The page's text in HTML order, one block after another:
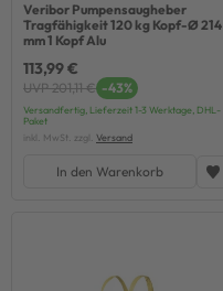
Veribor Pumpensaugheber
Tragfähigkeit 120 kg Kopf-Ø 214
mm 1 Kopf Alu
113,99 €
UVP 201,11 € -43%
Versandfertig, Lieferzeit 1-3 Werktage, DHL-
Paket
inkl. MwSt. zzgl. Versand
In den Warenkorb